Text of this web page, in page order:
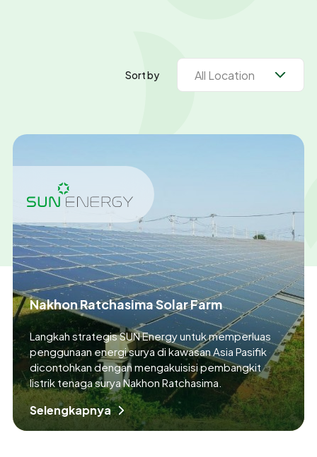
Sort by
Nakhon Ratchasima Solar Farm
Langkah strategis SUN Energy untuk memperluas
penggunaan energi surya di kawasan Asia Pasifik
dicontohkan dengan mengakuisisi pembangkit
listrik tenaga surya Nakhon Ratchasima.
Selengkapnya